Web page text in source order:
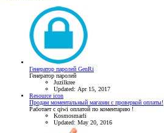
Генератор паролей GenRi
Генератор паролей
Juzilkree
Updated: Apr 15, 2017
Resource icon
Продам моментальный магазин с проверкой оплаты!
Работает с qiwi оплатой по коментарию !
Kosmosmarli
Updated: May 20, 2016